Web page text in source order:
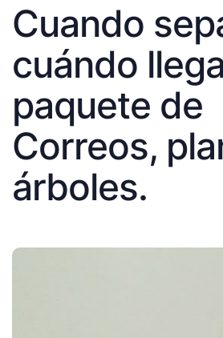
Cuando
cuándo
paquete de
Correos,
árboles.